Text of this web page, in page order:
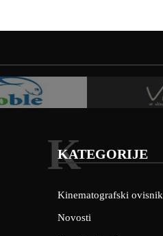
KATEGORIJE
K
Kinematografski ovisnik
Novosti